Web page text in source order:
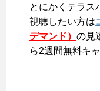
とにかくテラス
視聴したい方は
デマンド） の見
ら2週間無料キ